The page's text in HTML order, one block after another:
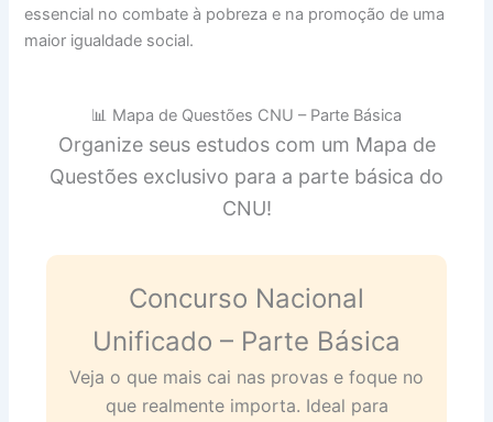
essencial no combate à pobreza e na promoção de uma
maior igualdade social.
📊 Mapa de Questões CNU – Parte Básica
Organize seus estudos com um Mapa de
Questões exclusivo para a parte básica do
CNU!
Concurso Nacional
Unificado – Parte Básica
Veja o que mais cai nas provas e foque no
que realmente importa. Ideal para